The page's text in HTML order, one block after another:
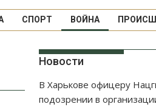
СПОРТ ВОЙНА
Новости
В Харькове офицеру
подозрении в